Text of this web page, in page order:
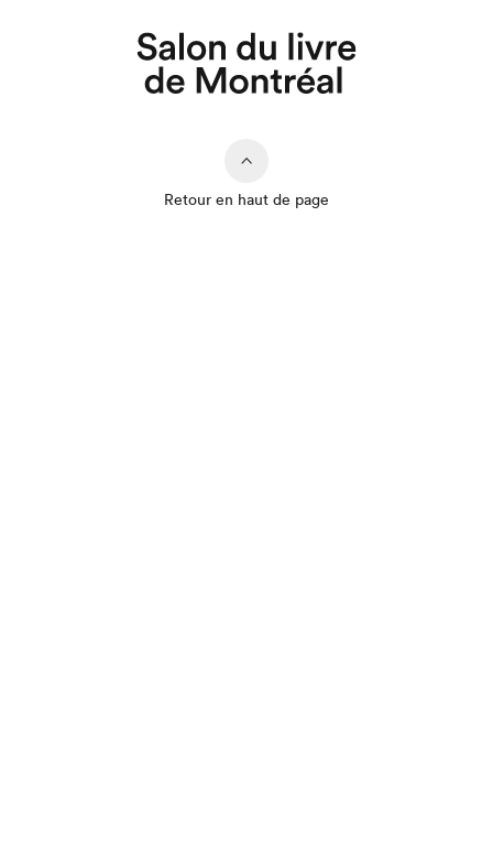
Retour en haut de page